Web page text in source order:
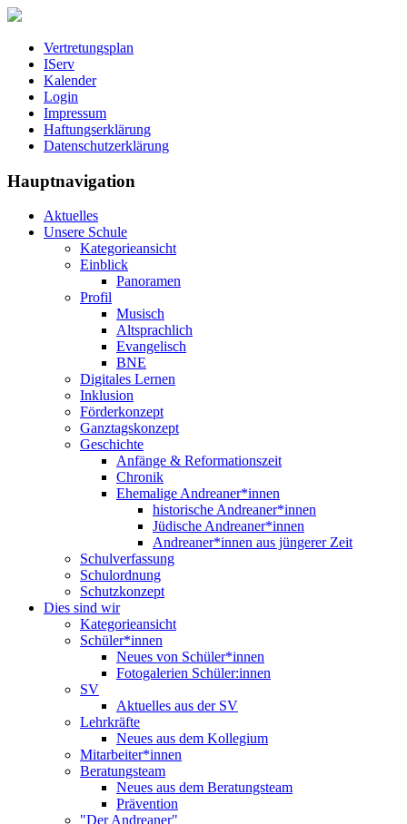
Vertretungsplan
IServ
Kalender
Login
Impressum
Haftungserklärung
Datenschutzerklärung
Hauptnavigation
Aktuelles
Unsere Schule
Kategorieansicht
Einblick
Panoramen
Profil
Musisch
Altsprachlich
Evangelisch
BNE
Digitales Lernen
Inklusion
Förderkonzept
Ganztagskonzept
Geschichte
Anfänge & Reformationszeit
Chronik
Ehemalige Andreaner*innen
historische Andreaner*innen
Jüdische Andreaner*innen
Andreaner*innen aus jüngerer Zeit
Schulverfassung
Schulordnung
Schutzkonzept
Dies sind wir
Kategorieansicht
Schüler*innen
Neues von Schüler*innen
Fotogalerien Schüler:innen
SV
Aktuelles aus der SV
Lehrkräfte
Neues aus dem Kollegium
Mitarbeiter*innen
Beratungsteam
Neues aus dem Beratungsteam
Prävention
"Der Andreaner"